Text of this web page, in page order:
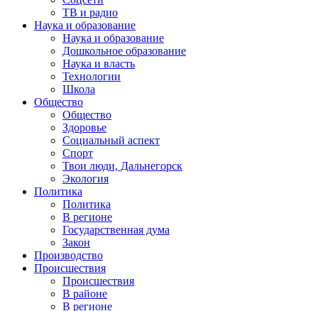
ТВ и радио
Наука и образование
Наука и образование
Дошкольное образование
Наука и власть
Технологии
Школа
Общество
Общество
Здоровье
Социальный аспект
Спорт
Твои люди, Дальнегорск
Экология
Политика
Политика
В регионе
Государственная дума
Закон
Производство
Происшествия
Происшествия
В районе
В регионе